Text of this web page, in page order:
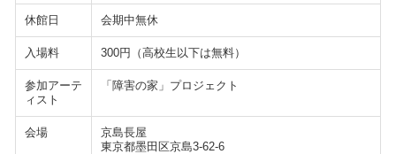
休館日 会期中無休
入場料 300円（高校生以下は無料）
参加アーテ
ィスト
「障害の家」プロジェクト
会場
京島長屋
東京都墨田区京島3-62-6